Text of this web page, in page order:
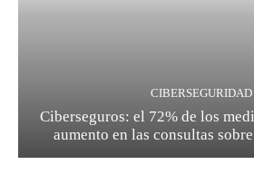
CIBERSEGURIDAD
Ciberseguros: el 72% de los
aumento en las consultas